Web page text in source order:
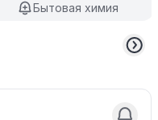
Бытовая химия